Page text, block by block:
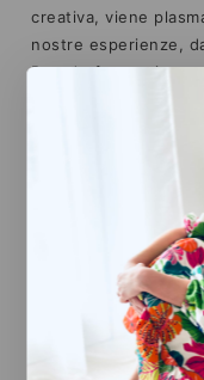
creativa, viene
nostre esperienze,
Prende forma
ed economici da
artigianalità, state
sempre il meglio
questo che
artigianalmente, da
materie prime.
Curiamo ogni
nostre esperienze,